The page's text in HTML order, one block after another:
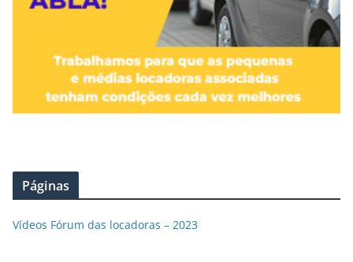
Páginas
Vídeos Fórum das locadoras – 2023